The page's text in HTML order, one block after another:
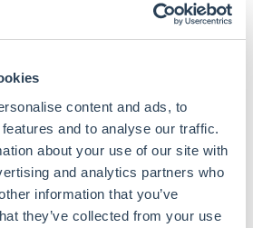
content and ads, to
and to analyse our traffic.
about your use of our site with
and analytics partners who
information that you’ve
they’ve collected from your use
van West-Duitsland. De
vraag naar arbeidskrachten kan
Deze toestroom beïnvloedt
Leegstand wordt opgevuld.
ontwikkelingen wijzen
erop dat de huidige
naar verwachting lang niet
voldoen.